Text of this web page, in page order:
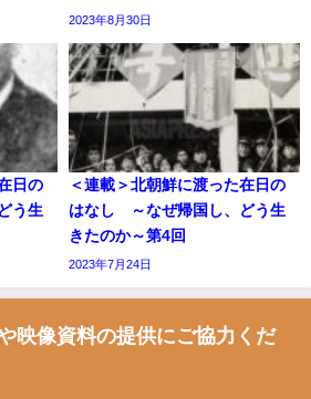
2023年8月30日
日の
う生
＜連載＞北朝鮮に渡った在日の
はなし ～なぜ帰国し、どう生
きたのか～第4回
2023年7月24日
映像資料の提供にご協力くだ